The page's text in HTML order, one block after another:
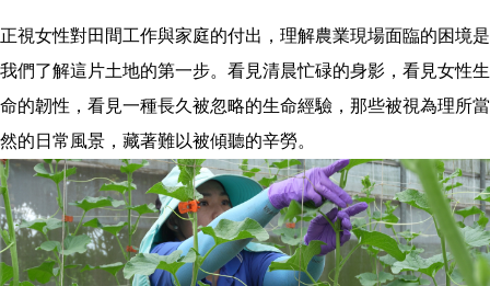
正視女性對田間工作與家庭的付出，理解農業現場面臨的困境是
我們了解這片土地的第一步。看見清晨忙碌的身影，看見女性生
命的韌性，看見一種長久被忽略的生命經驗，那些被視為理所當
然的日常風景，藏著難以被傾聽的辛勞。